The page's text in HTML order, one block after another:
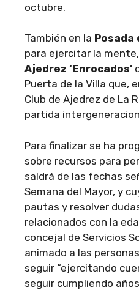
octubre.
También en la Posada
para ejercitar la
Ajedrez ‘Enrocados’
Puerta de la Villa que,
Club de Ajedrez de La
partida
Para finalizar se ha
sobre recursos para
saldrá de las fechas
Semana del Mayor, y
pautas y resolver
relacionados con la
concejal de Servicios
animado a las
seguir “ejercitando
seguir cumpliendo